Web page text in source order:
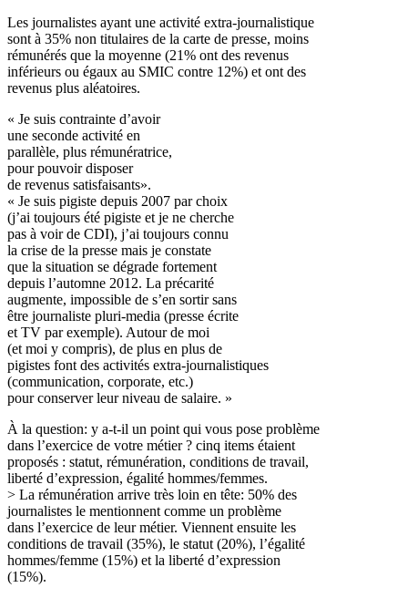
Les journalistes ayant une activité extra-journalistique
sont à 35% non titulaires de la carte de presse, moins
rémunérés que la moyenne (21% ont des revenus
inférieurs ou égaux au SMIC contre 12%) et ont des
revenus plus aléatoires.
« Je suis contrainte d’avoir
une seconde activité en
parallèle, plus rémunératrice,
pour pouvoir disposer
de revenus satisfaisants».
« Je suis pigiste depuis 2007 par choix
(j’ai toujours été pigiste et je ne cherche
pas à voir de CDI), j’ai toujours connu
la crise de la presse mais je constate
que la situation se dégrade fortement
depuis l’automne 2012. La précarité
augmente, impossible de s’en sortir sans
être journaliste pluri-media (presse écrite
et TV par exemple). Autour de moi
(et moi y compris), de plus en plus de
pigistes font des activités extra-journalistiques
(communication, corporate, etc.)
pour conserver leur niveau de salaire. »
À la question: y a-t-il un point qui vous pose problème
dans l’exercice de votre métier ? cinq items étaient
proposés : statut, rémunération, conditions de travail,
liberté d’expression, égalité hommes/femmes.
> La rémunération arrive très loin en tête: 50% des
journalistes le mentionnent comme un problème
dans l’exercice de leur métier. Viennent ensuite les
conditions de travail (35%), le statut (20%), l’égalité
hommes/femme (15%) et la liberté d’expression
(15%).